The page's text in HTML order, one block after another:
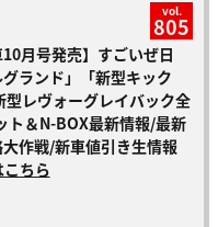
vol.
805
10月号発売】すごいぜ日
ランド」「新型キック
型レヴォーグレイバック全
ト＆N-BOX最新情報/最新
作戦/新車値引き生情報
ちら